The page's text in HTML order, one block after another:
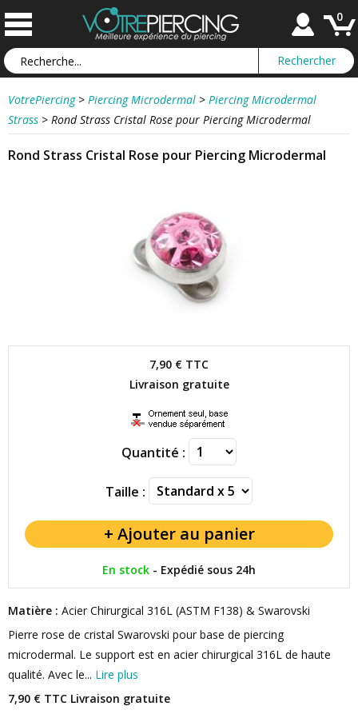
0
VotrePiercing > Piercing Microdermal > Piercing Microdermal
Strass > Rond Strass Cristal Rose pour Piercing Microdermal
Rond Strass Cristal Rose pour Piercing Microdermal
7,90 € TTC
Livraison gratuite
Quantité :
Taille :
En stock - Expédié sous 24h
Matière : Acier Chirurgical 316L (ASTM F138) & Swarovski
Pierre rose de cristal Swarovski pour base de piercing
microdermal. Le support est en acier chirurgical 316L de haute
qualité. Avec le... Lire plus
7,90 € TTC Livraison gratuite